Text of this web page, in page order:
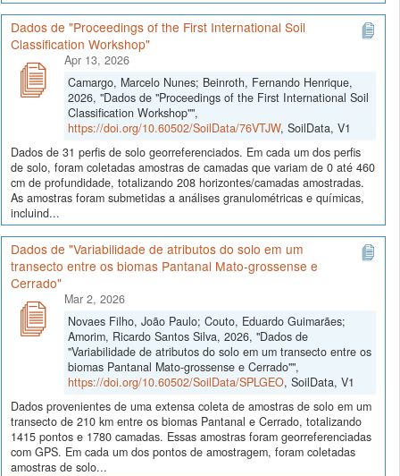
Dados de "Proceedings of the First International Soil
Classification Workshop"
Apr 13, 2026
Camargo, Marcelo Nunes; Beinroth, Fernando Henrique,
2026, "Dados de "Proceedings of the First International Soil
Classification Workshop"",
https://doi.org/10.60502/SoilData/76VTJW, SoilData, V1
Dados de 31 perfis de solo georreferenciados. Em cada um dos perfis
de solo, foram coletadas amostras de camadas que variam de 0 até 460
cm de profundidade, totalizando 208 horizontes/camadas amostradas.
As amostras foram submetidas a análises granulométricas e químicas,
incluind...
Dados de "Variabilidade de atributos do solo em um
transecto entre os biomas Pantanal Mato-grossense e
Cerrado"
Mar 2, 2026
Novaes Filho, João Paulo; Couto, Eduardo Guimarães;
Amorim, Ricardo Santos Silva, 2026, "Dados de
"Variabilidade de atributos do solo em um transecto entre os
biomas Pantanal Mato-grossense e Cerrado"",
https://doi.org/10.60502/SoilData/SPLGEO, SoilData, V1
Dados provenientes de uma extensa coleta de amostras de solo em um
transecto de 210 km entre os biomas Pantanal e Cerrado, totalizando
1415 pontos e 1780 camadas. Essas amostras foram georreferenciadas
com GPS. Em cada um dos pontos de amostragem, foram coletadas
amostras de solo...